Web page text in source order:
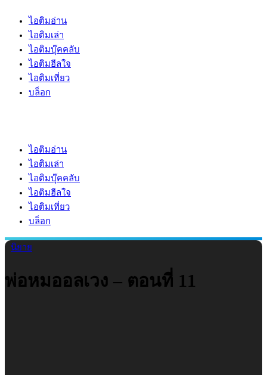
ไอติมอ่าน
ไอติมเล่า
ไอติมบุ๊คคลับ
ไอติมฮีลใจ
ไอติมเที่ยว
บล็อก
ไอติมอ่าน
ไอติมเล่า
ไอติมบุ๊คคลับ
ไอติมฮีลใจ
ไอติมเที่ยว
บล็อก
นิยาย
พ่อหมออลเวง – ตอนที่ 11